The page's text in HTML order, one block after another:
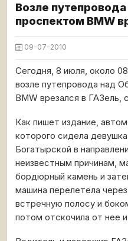
Возле
проспектом BMW
09-07-2010
Сегодня, 8 июля, около
возле путепровода над
BMW врезался в
Как пишет издание,
которого сидела
Богатырской в
неизвестным причинам,
бордюрный камень и
машина перелетела
встречную полосу и
потом отскочила от нее